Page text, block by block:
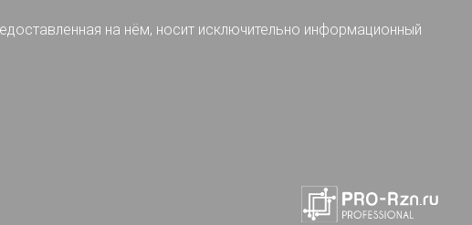
на нём, носит исключительно информационный